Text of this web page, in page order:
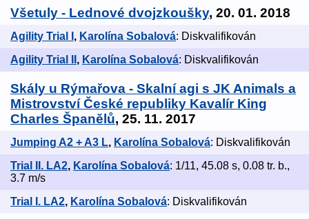
Všetuly - Lednové dvojzkoušky, 20. 01. 2018
Agility Trial I , Karolína Sobalová: Diskvalifikován
Agility Trial II , Karolína Sobalová: Diskvalifikován
Skály u Rýmařova - Skalní agi s JK Animals a
Mistrovství České republiky Kavalír King
Charles Španělů, 25. 11. 2017
Jumping A2 + A3 L, Karolína Sobalová: Diskvalifikován
Trial II. LA2, Karolína Sobalová: 1/11, 45.08 s, 0.08 tr. b.,
3.7 m/s
Trial I. LA2, Karolína Sobalová: Diskvalifikován